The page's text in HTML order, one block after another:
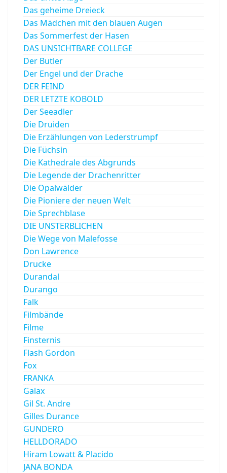
Das geheime Dreieck
Das Mädchen mit den blauen Augen
Das Sommerfest der Hasen
DAS UNSICHTBARE COLLEGE
Der Butler
Der Engel und der Drache
DER FEIND
DER LETZTE KOBOLD
Der Seeadler
Die Druiden
Die Erzählungen von Lederstrumpf
Die Füchsin
Die Kathedrale des Abgrunds
Die Legende der Drachenritter
Die Opalwälder
Die Pioniere der neuen Welt
Die Sprechblase
DIE UNSTERBLICHEN
Die Wege von Malefosse
Don Lawrence
Drucke
Durandal
Durango
Falk
Filmbände
Filme
Finsternis
Flash Gordon
Fox
FRANKA
Galax
Gil St. Andre
Gilles Durance
GUNDERO
HELLDORADO
Hiram Lowatt & Placido
JANA BONDA